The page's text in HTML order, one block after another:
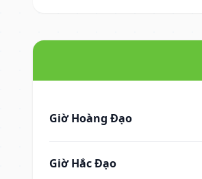
Giờ Hoàng Đạo
Giờ Hắc Đạo